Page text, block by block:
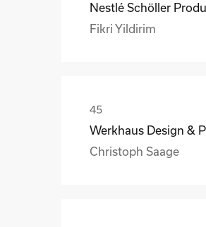
Fikri Yildirim
Christoph Saage